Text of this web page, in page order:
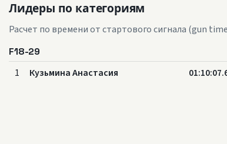
Лидеры по категориям
Расчет по времени от стартового сигнала (gun
F18-29
1 Кузьмина Анастасия